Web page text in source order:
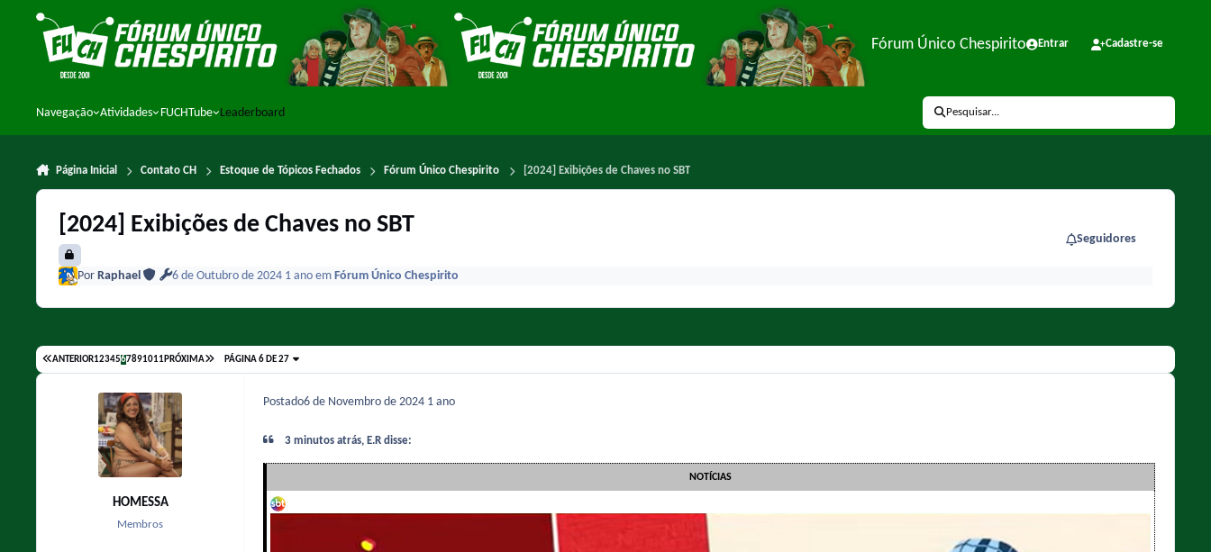
Ir para conteúdo
Fórum Único Chespirito Entrar Cadastre-se
Navegação Atividades FUCHTube Leaderboard Pesquisar...
Página Inicial Contato CH Estoque de Tópicos Fechados Fórum Único Chespirito [2024] Exibições de Chaves no SBT
[2024] Exibições de Chaves no SBT
Seguidores
Por Raphael 6 de Outubro de 2024 1 ano em Fórum Único Chespirito
ANTERIOR1234567891011PRÓXIMA PÁGINA 6 DE 27
HOMESSA
Membros
Postado6 de Novembro de 2024 1 ano
3 minutos atrás, E.R disse:
NOTÍCIAS